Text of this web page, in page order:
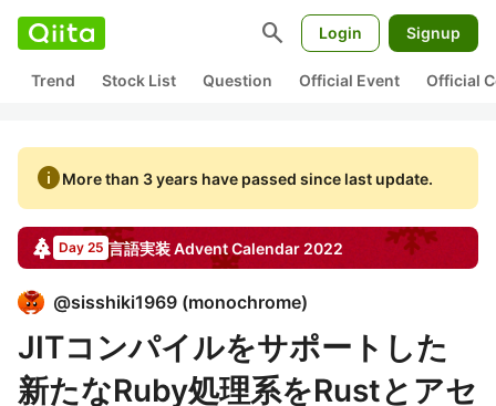
search Login Signup
Trend Stock List Question Official Event Official
infoMore than 3 years have passed since last update.
Day 25 言語実装Advent Calendar 2022
@sisshiki1969 (monochrome)
JITコンパイルをサポートした
新たなRuby処理系をRustとアセ